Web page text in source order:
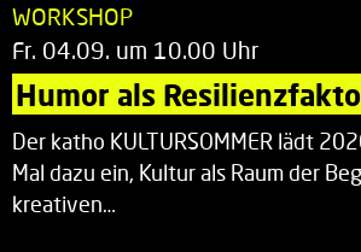
WORKSHOP
Fr. 04.09. um 10.00 Uhr
Humor als
Der katho KULTURSOMMER lädt
Mal dazu ein, Kultur als Raum der
kreativen…